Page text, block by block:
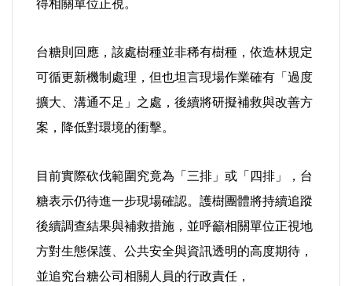
得相關單位正視。
台糖則回應，該處樹種並非稀有樹種，依造林規定
可循更新機制處理，但也坦言現場作業確有「過度
擴大、溝通不足」之處，後續將研擬補救與改善方
案，降低對環境的衝擊。
目前實際砍伐範圍究竟為「三排」或「四排」，台
糖表示仍待進一步現場確認。護樹團體將持續追蹤
後續調查結果與補救措施，並呼籲相關單位正視地
方對生態保護、公共安全與資訊透明的高度期待，
並追究台糖公司相關人員的行政責任，